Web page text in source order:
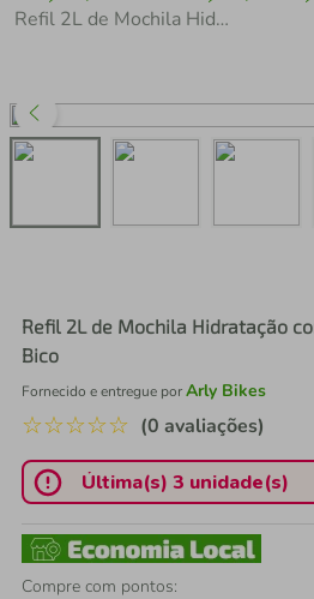
Refil 2L de Mochila Hidratação com Mangueira e Bico
Refil 2L de Mochila Hidratação
Bico
Fornecido e entregue porArly Bikes
☆☆☆☆☆ (0 avaliações)
Última(s) 3 unidade(s)
Compre com pontos:
1º tenis
perfume